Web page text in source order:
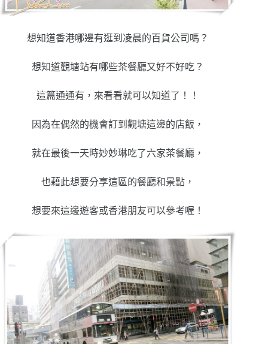
想知道香港哪邊有逛到凌晨的百貨公司嗎？
想知道觀塘站有哪些茶餐廳又好不好吃？
這篇通通有，來看看就可以知道了！！
因為在偶然的機會訂到觀塘這邊的店飯，
就在最後一天時妙妙琳吃了六家茶餐廳，
也藉此想要分享這區的餐廳和景點，
想要來這邊遊客或香港朋友可以參考喔！